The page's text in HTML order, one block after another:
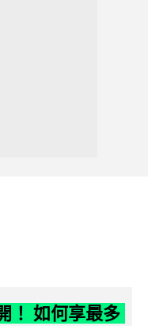
！ 如何享最多